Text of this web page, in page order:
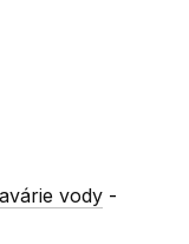
vody -